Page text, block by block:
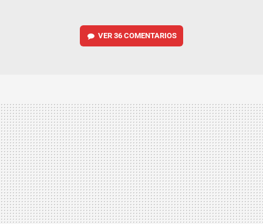
VER 36 COMENTARIOS